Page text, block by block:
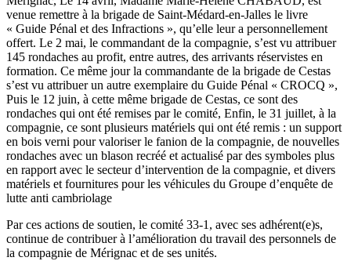
venue remettre à la brigade de Saint-Médard-en-Jalles le livre
« Guide Pénal et des Infractions », qu’elle leur a personnellement
offert. Le 2 mai, le commandant de la compagnie, s’est vu attribuer
145 rondaches au profit, entre autres, des arrivants réservistes en
formation. Ce même jour la commandante de la brigade de Cestas
s’est vu attribuer un autre exemplaire du Guide Pénal « CROCQ »,
Puis le 12 juin, à cette même brigade de Cestas, ce sont des
rondaches qui ont été remises par le comité, Enfin, le 31 juillet, à la
compagnie, ce sont plusieurs matériels qui ont été remis : un support
en bois verni pour valoriser le fanion de la compagnie, de nouvelles
rondaches avec un blason recréé et actualisé par des symboles plus
en rapport avec le secteur d’intervention de la compagnie, et divers
matériels et fournitures pour les véhicules du Groupe d’enquête de
lutte anti cambriolage
Par ces actions de soutien, le comité 33-1, avec ses adhérent(e)s,
continue de contribuer à l’amélioration du travail des personnels de
la compagnie de Mérignac et de ses unités.